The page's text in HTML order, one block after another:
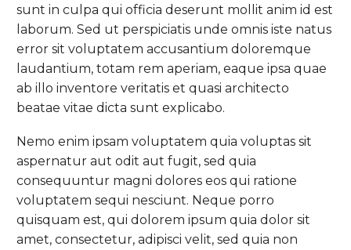
sunt in culpa qui officia deserunt mollit anim id est
laborum. Sed ut perspiciatis unde omnis iste natus
error sit voluptatem accusantium doloremque
laudantium, totam rem aperiam, eaque ipsa quae
ab illo inventore veritatis et quasi architecto
beatae vitae dicta sunt explicabo.
Nemo enim ipsam voluptatem quia voluptas sit
aspernatur aut odit aut fugit, sed quia
consequuntur magni dolores eos qui ratione
voluptatem sequi nesciunt. Neque porro
quisquam est, qui dolorem ipsum quia dolor sit
amet, consectetur, adipisci velit, sed quia non